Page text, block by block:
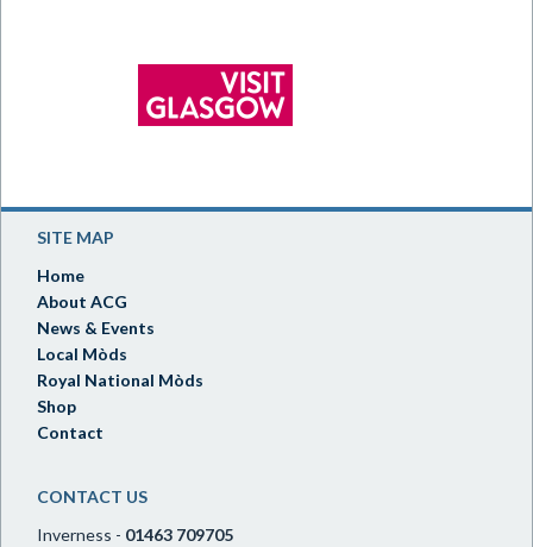
SITE MAP
Home
About ACG
News & Events
Local Mòds
Royal National Mòds
Shop
Contact
CONTACT US
Inverness - 01463 709705